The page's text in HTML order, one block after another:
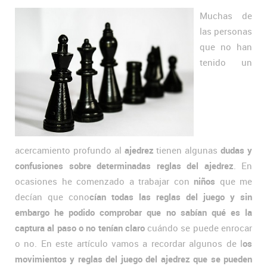
Muchas de
las personas
que no han
tenido un
acercamiento profundo al ajedrez tienen algunasdudas y
confusiones sobre determinadas reglas del ajedrez. En
ocasiones he comenzado a trabajar con niños que me
decían que conocían todas las reglas del juego y sin
embargo he podido comprobar que no sabían qué es la
captura al paso o no tenían clarocuándo se puede enrocar
o no. En este artículo vamos a recordar algunos de los
movimientos y reglas del juego del ajedrez que se pueden